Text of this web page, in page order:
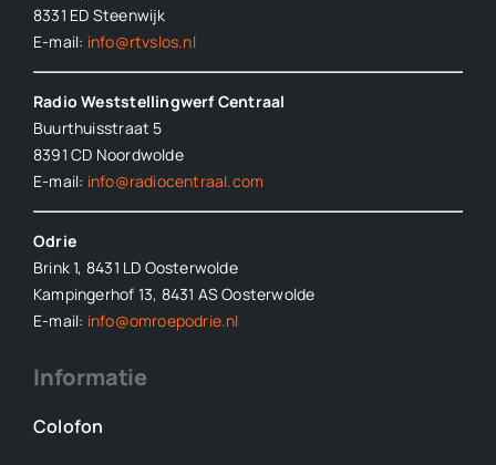
8331 ED Steenwijk
E-mail: info@rtvslos.nl
Radio Weststellingwerf Centraal
Buurthuisstraat 5
8391 CD Noordwolde
E-mail: info@radiocentraal.com
Odrie
Brink 1, 8431 LD Oosterwolde
Kampingerhof 13, 8431 AS Oosterwolde
E-mail: info@omroepodrie.nl
Informatie
Colofon